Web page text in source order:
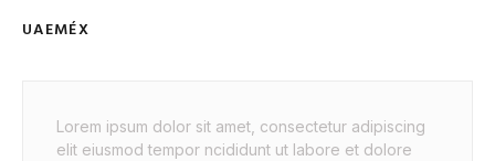
UAEMÉX
Lorem ipsum dolor sit amet, consectetur adipiscing
elit eiusmod tempor ncididunt ut labore et dolore